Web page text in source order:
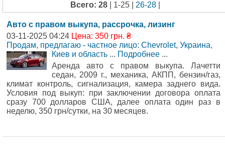
Всего: 28| 1-25 | 26-28|
Авто с правом выкупа, рассрочка, лизинг
03-11-2025 04:24 Цена: 350 грн. ₴
Продам, предлагаю - частное лицо: Chevrolet, Украина,
Киев и область ... Подробнее ...
Аренда авто с правом выкупа. Лачетти
седан, 2009 г., механика, АКПП, бензин/газ,
климат контроль, сигнализация, камера заднего вида.
Условия под выкуп: при заключении договора оплата
сразу 700 долларов США, далее оплата один раз в
неделю, 350 грн/сутки, на 30 месяцев.